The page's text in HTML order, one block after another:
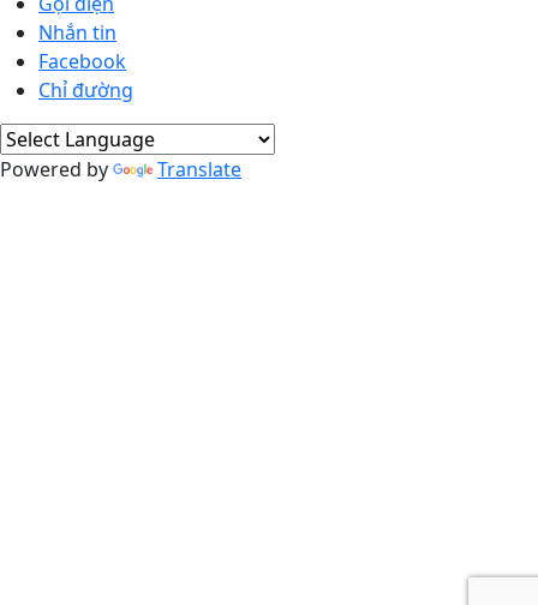
Nhắn tin
Facebook
Chỉ đường
Powered by Translate